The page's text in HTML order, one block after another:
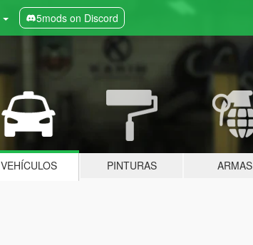
5mods on Discord
VEHÍCULOS PINTURAS ARMAS